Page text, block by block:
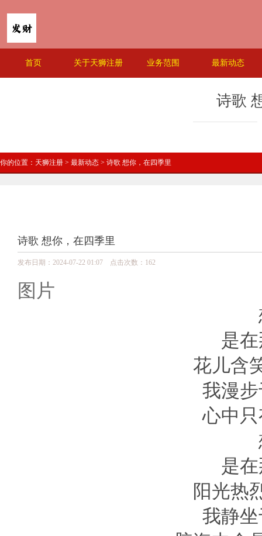
首页 关于天狮注册 业务范围 最新动态
诗歌
你的位置： 天狮注册 > 最新动态 > ​诗歌 想你，在四季里
​诗歌 想你，在四季里
发布日期：2024-07-22 01:07 点击次数：162
图片
是
花儿含
我漫
心中
是
阳光热
我静